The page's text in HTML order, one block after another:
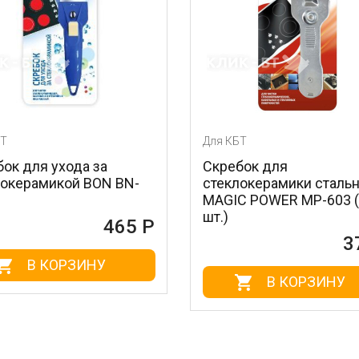
Скребок для
стеклокерамики стальной
MAGIC POWER MP-603 (1
В КОРЗИНУ
BN-